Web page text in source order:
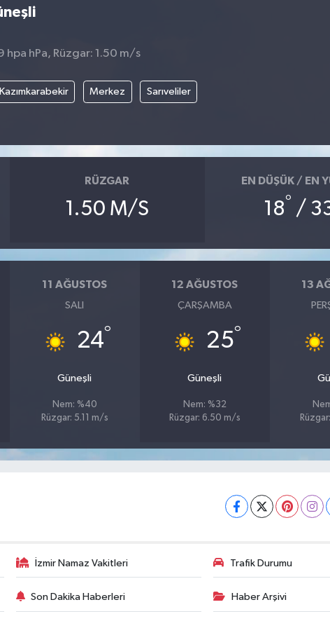
hpa hPa, Rüzgar: 1.50 m/s
Kazımkarabekir Merkez Sarıveliler
RÜZGAR
1.50 M/S
EN DÜŞÜK / EN
18° /
11 AĞUSTOS
SALI
24°
Güneşli
Nem: %40
Rüzgar: 5.11 m/s
12 AĞUSTOS
ÇARŞAMBA
25°
Güneşli
Nem: %32
Rüzgar: 6.50 m/s
13
İzmir Namaz Vakitleri Trafik Durumu
Son Dakika Haberleri Haber Arşivi